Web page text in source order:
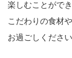
楽しむことができ
こだわりの食材
お過ごしください